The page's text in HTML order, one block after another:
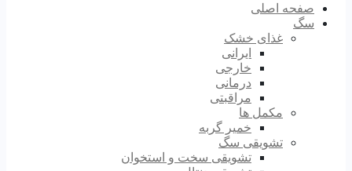
صفحه اصلی
سگ
غذای خشک
ایرانی
خارجی
درمانی
مراقبتی
مکمل ها
خمیر گربه
تشویقی سگ
تشویقی سخت و استخوان